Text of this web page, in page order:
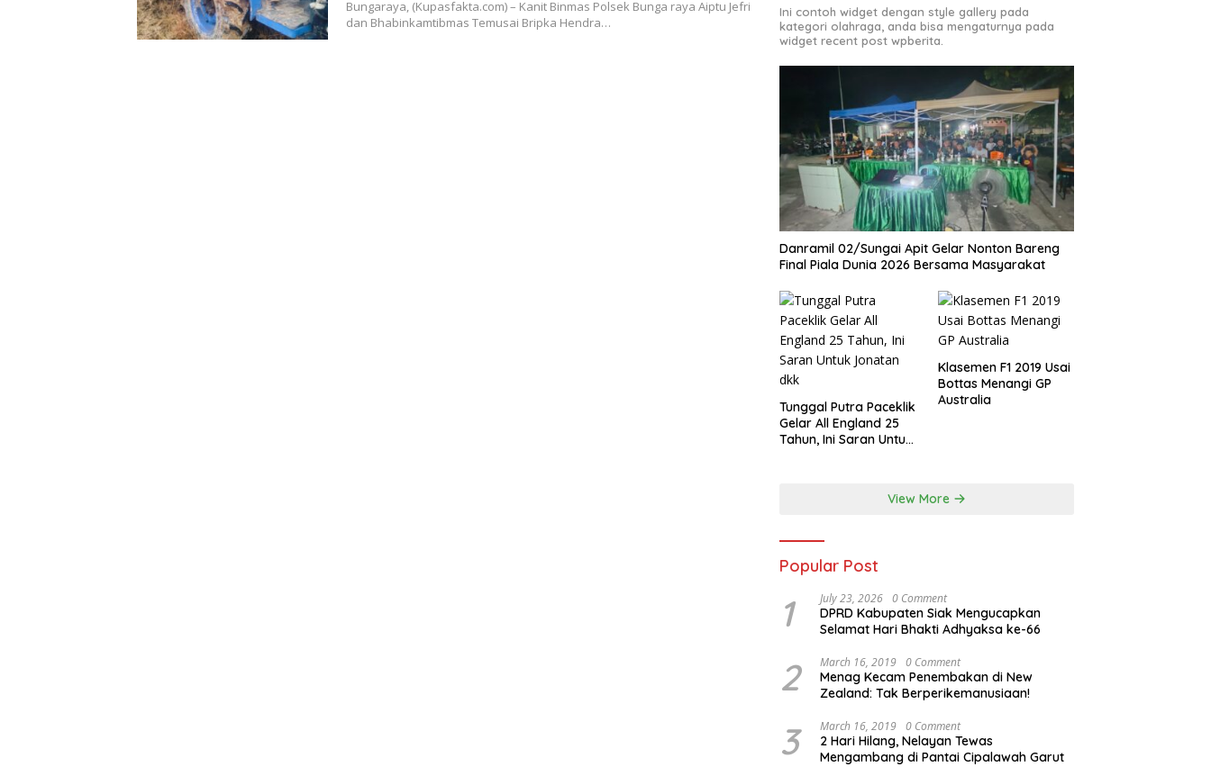
Bungaraya, (Kupasfakta.com) – Kanit Binmas Polsek Bunga raya Aiptu Jefri
dan Bhabinkamtibmas Temusai Bripka Hendra…
Ini contoh widget dengan style gallery pada
kategori olahraga, anda bisa mengaturnya pada
widget recent post wpberita.
Danramil 02/Sungai Apit Gelar Nonton Bareng
Final Piala Dunia 2026 Bersama Masyarakat
Tunggal Putra Paceklik
Gelar All England 25
Tahun, Ini Saran Untuk
Klasemen F1 2019 Usai
Bottas Menangi GP
Australia
View More
Popular Post
1 July 23, 2026 0 Comment
DPRD Kabupaten Siak Mengucapkan
Selamat Hari Bhakti Adhyaksa ke-66
2 March 16, 2019 0 Comment
Menag Kecam Penembakan di New
Zealand: Tak Berperikemanusiaan!
3 March 16, 2019 0 Comment
2 Hari Hilang, Nelayan Tewas
Mengambang di Pantai Cipalawah Garut